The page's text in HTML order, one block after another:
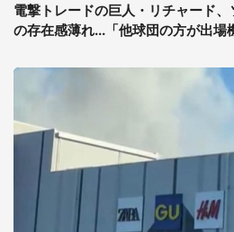
電撃トレードの巨人・リチャード
の存在感薄れ...「他球団の方が出場